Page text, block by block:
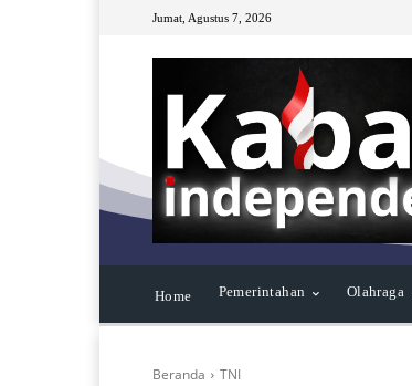
Jumat, Agustus 7, 2026
Home Pemerintahan Olahraga
Beranda TNI